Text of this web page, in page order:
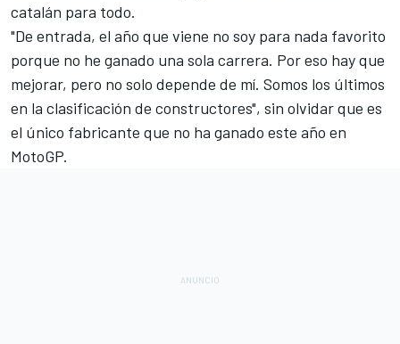
catalán para todo.
"De entrada, el año que viene no soy para nada favorito
porque no he ganado una sola carrera. Por eso hay que
mejorar, pero no solo depende de mí. Somos los últimos
en la clasificación de constructores", sin olvidar que es
el único fabricante que no ha ganado este año en
MotoGP.